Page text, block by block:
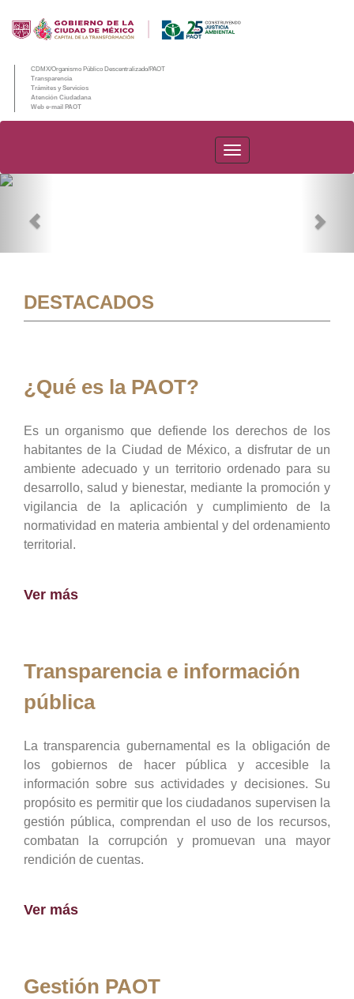
CDMX/Organismo Público Descentralizado/PAOT
Transparencia
Trámites y Servicios
Atención Ciudadana
Web e-mail PAOT
PAOT
DESTACADOS
¿Qué es la PAOT?
Es un organismo que defiende los derechos de los
habitantes de la Ciudad de México, a disfrutar de un
ambiente adecuado y un territorio ordenado para su
desarrollo, salud y bienestar, mediante la promoción y
vigilancia de la aplicación y cumplimiento de la
normatividad en materia ambiental y del ordenamiento
territorial.
Ver más
Transparencia e información
pública
La transparencia gubernamental es la obligación de
los gobiernos de hacer pública y accesible la
información sobre sus actividades y decisiones. Su
propósito es permitir que los ciudadanos supervisen la
gestión pública, comprendan el uso de los recursos,
combatan la corrupción y promuevan una mayor
rendición de cuentas.
Ver más
Gestión PAOT